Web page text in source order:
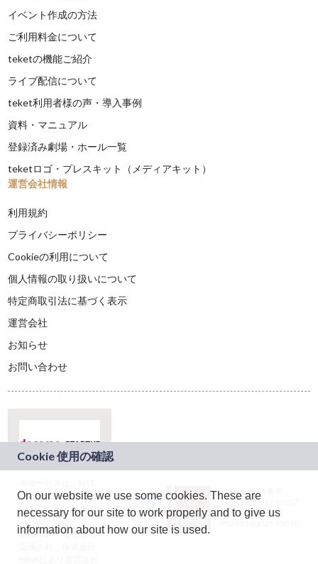
イベント作成の方法
ご利用料金について
teketの機能ご紹介
ライブ配信について
teket利用者様の声・導入事例
資料・マニュアル
登録済み劇場・ホール一覧
teketロゴ・プレスキット（メディアキット）
運営会社情報
利用規約
プライバシーポリシー
Cookieの利用について
個人情報の取り扱いについて
特定商取引法に基づく表示
運営会社
お知らせ
お問い合わせ
ドコモグループの新
規事業創出プログラ
ム「docomo
STARTUP」を通じて
JASRAC許諾番号：
9024936001Y45037
JASRAC許諾番号：
On our website we use some cookies. These are
necessary for our site to work properly and to give us
information about how our site is used.